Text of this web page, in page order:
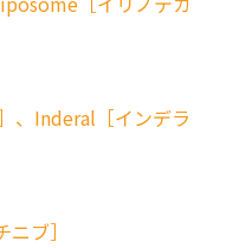
、Inderal［インデラ
ブ］